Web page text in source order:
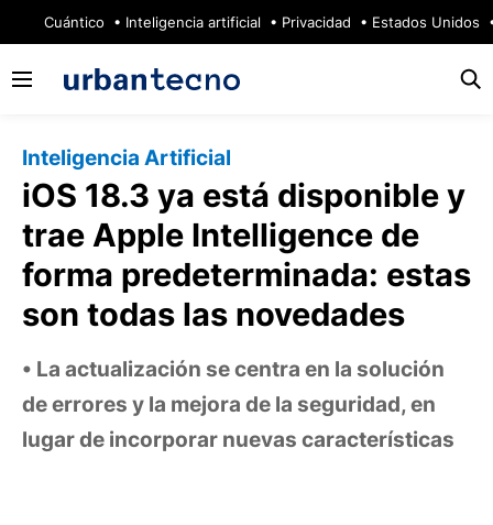
Cuántico Inteligencia artificial Privacidad Estados Unidos
Inteligencia Artificial
iOS 18.3 ya está disponible y
trae Apple Intelligence de
forma predeterminada: estas
son todas las novedades
La actualización se centra en la solución
de errores y la mejora de la seguridad, en
lugar de incorporar nuevas características